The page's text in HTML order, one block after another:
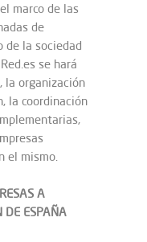
marco de las
de
de la sociedad
se hará
la organización
la coordinación
el mismo.
A
DE ESPAÑA